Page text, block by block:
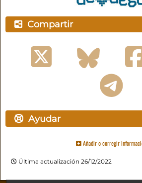
Compartir
Ayudar
Añadir o corregir
Última actualización 26/12/2022